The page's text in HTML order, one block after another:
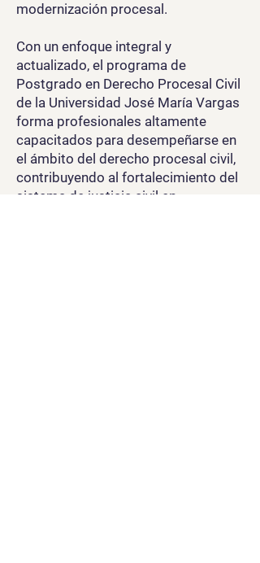
modernización procesal.
Con un enfoque integral y
actualizado, el programa de
Postgrado en Derecho Procesal Civil
de la Universidad José María Vargas
forma profesionales altamente
capacitados para desempeñarse en
el ámbito del derecho procesal civil,
contribuyendo al fortalecimiento del
sistema de justicia civil en